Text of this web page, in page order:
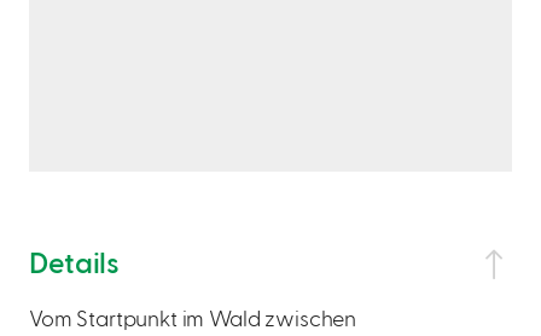
Details
Vom Startpunkt im Wald zwischen